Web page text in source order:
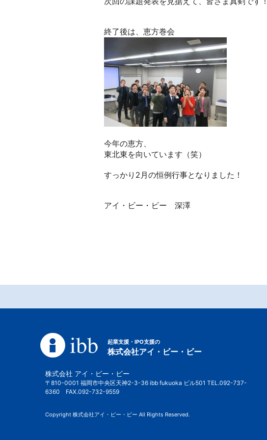
終了後は、恵方巻会
今年の恵方、
東北東を向いています（笑）
すっかり2月の恒例行事となりました！
アイ・ビー・ビー 深澤
起業支援・IPO支援の
株式会社アイ・ビー・ビー
株式会社 アイ・ビー・ビー
〒810-0001 福岡市中央区天神2-3-36 ibb fukuoka ビル501 TEL.092-737-
6360 FAX.092-732-9559
Copyright 株式会社アイ・ビー・ビー All Rights Reserved.